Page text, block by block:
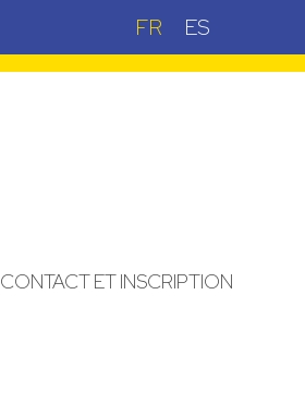
FR ES
CONTACT ET INSCRIPTION